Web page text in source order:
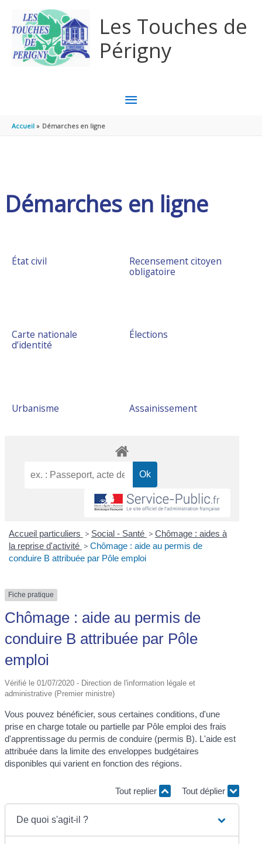
Les Touches de
Périgny
MENU
Accueil Démarches en ligne
Démarches en ligne
État civil
Recensement citoyen
obligatoire
Carte nationale
d’identité
Élections
Urbanisme Assainissement
Accueil particuliers > Social - Santé > Chômage : aides à
la reprise d'activité > Chômage : aide au permis de
conduire B attribuée par Pôle emploi
Fiche pratique
Chômage : aide au permis de
conduire B attribuée par Pôle
emploi
Vérifié le 01/07/2020 - Direction de l'information légale et
administrative (Premier ministre)
Vous pouvez bénéficier, sous certaines conditions, d'une
prise en charge totale ou partielle par Pôle emploi des frais
d'apprentissage du permis de conduire (permis B). L'aide est
attribuée dans la limite des enveloppes budgétaires
disponibles qui varient en fonction des régions.
Tout replier Tout déplier
De quoi s'agit-il ?